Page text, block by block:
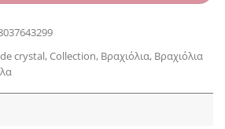
crystal,Collection, Βραχιόλια, Βραχιόλια